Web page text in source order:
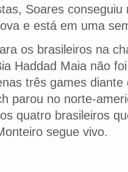
Soares conseguiu
e está em uma
os brasileiros na
Haddad Maia não
três games diante
parou no norte-
quatro brasileiros
segue vivo.